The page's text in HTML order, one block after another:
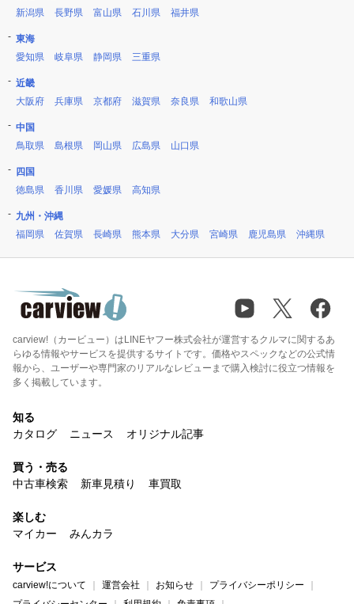
新潟県
長野県 富山県 石川県 福井県
東海
愛知県
岐阜県 静岡県 三重県
近畿
大阪府
兵庫県 京都府 滋賀県 奈良県 和歌山県
中国
鳥取県
島根県 岡山県 広島県 山口県
四国
徳島県
香川県 愛媛県 高知県
九州・沖縄
福岡県
佐賀県 長崎県 熊本県 大分県 宮崎県 鹿児島県 沖縄県
carview!（カービュー）はLINEヤフー株式会社が運営するクルマに関するあ
らゆる情報やサービスを提供するサイトです。価格やスペックなどの公式情
報から、ユーザーや専門家のリアルなレビューまで購入検討に役立つ情報を
多く掲載しています。
知る
カタログ
ニュース オリジナル記事
買う・売る
中古車検索
新車見積り 車買取
楽しむ
マイカー
みんカラ
サービス
carview!について 運営会社 お知らせ
プライバシーポリシー